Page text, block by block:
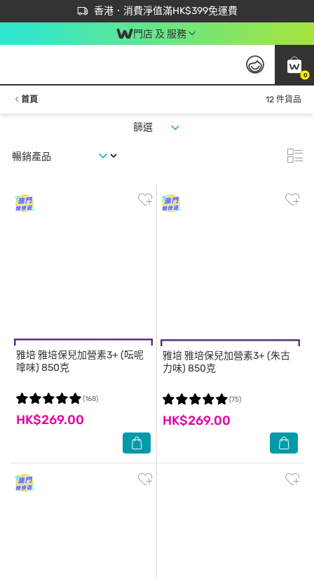
香港．消費淨值滿HK$399免運費
立即成為易賞錢會員盡享獨家優惠
首次APP下單買滿$450 輸入 NEWAPP 即減$50
門店 及 服務
0
首頁 12 件貨品
篩選
雅培雅培保兒加營素3+ (呍呢
嗱味) 850克
HK$269.00
(168)
雅培雅培保兒加營素3+ (朱古
力味) 850克
HK$269.00
(75)